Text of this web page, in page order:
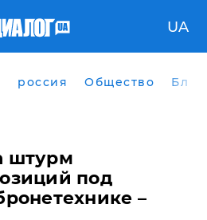
UA
россия Общество
штурм
под
–